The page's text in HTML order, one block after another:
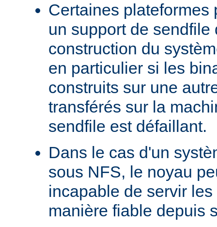
Certaines plateformes
un support de
construction du
en particulier si les
construits sur une
transférés sur la
sendfile est défaillant.
Dans le cas d'un
sous NFS, le noyau
incapable de servir
manière fiable depuis